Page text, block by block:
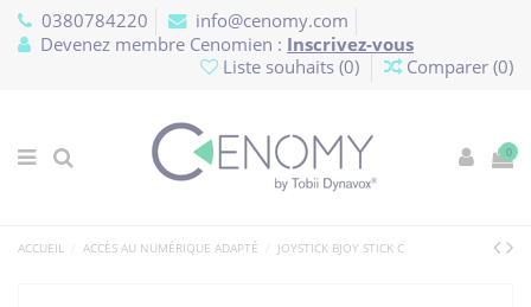
0380784220
info@cenomy.com
Devenez membre Cenomien : Inscrivez-vous
Liste souhaits (0) Comparer (0)
0
ACCUEIL ACCÈS AU NUMÉRIQUE ADAPTÉ JOYSTICK BJOY STICK C
Panneau de gestion des cookies